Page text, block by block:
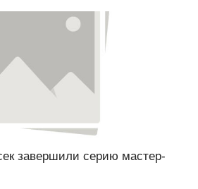
завершили серию мастер-